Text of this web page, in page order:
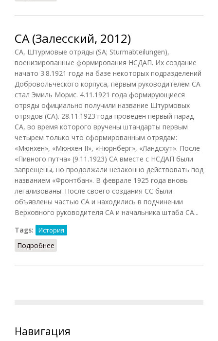
СА (Залесский, 2012)
СА, Штурмовые отряды (SA; Sturmabteilungen),
военизированные формирования НСДАП. Их создание
начато 3.8.1921 года на базе некоторых подразделений
Добровольческого корпуса, первым руководителем СА
стал Эмиль Морис. 4.11.1921 года формирующиеся
отряды официально получили название Штурмовых
отрядов (СА). 28.11.1923 года проведен первый парад
СА, во время которого вручены штандарты первым
четырем только что сформированным отрядам:
«Мюнхен», «Мюнхен II», «Нюрнберг», «Ландсхут». После
«Пивного путча» (9.11.1923) СА вместе с НСДАП были
запрещены, но продолжали незаконно действовать под
названием «Фронтбан». В феврале 1925 года вновь
легализованы. После своего создания СС были
объявлены частью СА и находились в подчинении
Верховного руководителя СА и начальника штаба СА...
Tags:
История
Подробнее
Навигация